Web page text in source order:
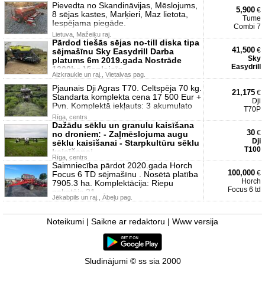
Pievedta no Skandināvijas, Mēslojums,
8 sējas kastes, Marķieri, Maz lietota,
Iespējama piegāde.
Lietuva, Mažeiķu raj.
5,900 €
Tume
Combi 7
Pārdod tiešās sējas no-till diska tipa
sējmašīnu Sky Easydrill Darba
platums 6m 2019.gada Nostrāde
1300ha Vienlaicīg
Aizkraukle un raj., Vietalvas pag.
41,500 €
Sky
Easydrill
Pjaunais Dji Agras T70. Celtspēja 70 kg.
Standarta komplekta cena 17 500 Eur +
Pvn. Komplektā iekļauts: 3 akumulato
Rīga, centrs
21,175 €
Dji
T70P
Dažādu sēklu un granulu kaisīšana
no droniem: - Zaļmēslojuma augu
sēklu kaisīšanai - Starpkultūru sēklu
kaisīšanai
Rīga, centrs
30 €
Dji
T100
Saimniecība pārdot 2020.gada Horch
Focus 6 TD sējmašīnu . Nosētā platība
7905.3 ha. Komplektācija: Riepu
pakotājs 21
Jēkabpils un raj., Ābeļu pag.
100,000 €
Horch
Focus 6 td
Noteikumi Saikne ar redaktoru Www versija
Sludinājumi © ss sia 2000